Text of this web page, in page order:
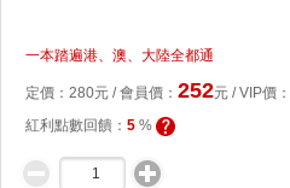
一本踏遍港、澳、大陸全都通
定價： 280元 /會員價 ： 252元 / VIP價：
紅利點數回饋： 5 %